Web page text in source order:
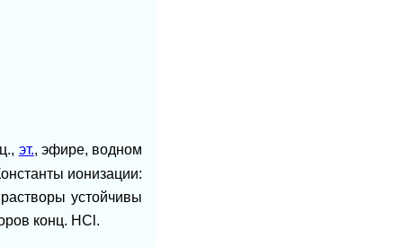
эт., эфире, водном
ионизации:
устойчивы
конц. НСl.